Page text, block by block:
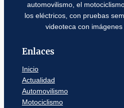
automovilismo, el
los eléctricos, con pruebas
videoteca con
Enlaces
Inicio
Actualidad
Automovilismo
Motociclismo